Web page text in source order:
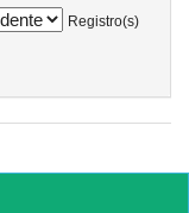
Registro(s)